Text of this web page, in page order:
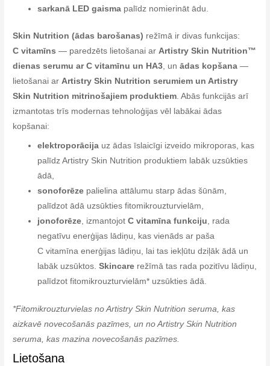
sarkanā LED gaisma palīdz nomierināt ādu.
Skin Nutrition (ādas barošanas) režīmā ir divas funkcijas:
C vitamīns — paredzēts lietošanai arArtistry Skin Nutrition™
dienas serumu ar C vitamīnu un HA3, un ādas kopšana —
lietošanai arArtistry Skin Nutrition serumiem un Artistry
Skin Nutrition mitrinošajiem produktiem. Abās funkcijās arī
izmantotas trīs modernas tehnoloģijas vēl labākai ādas
kopšanai:
elektroporācija uz ādas īslaicīgi izveido mikroporas, kas
palīdz Artistry Skin Nutrition produktiem labāk uzsūkties
ādā,
sonoforēze palielina attālumu starp ādas šūnām,
palīdzot ādā uzsūkties fitomikrouzturvielām,
jonoforēze, izmantojotC vitamīna funkciju, rada
negatīvu enerģijas lādiņu, kas vienāds ar paša
C vitamīna enerģijas lādiņu, lai tas iekļūtu dziļāk ādā un
labāk uzsūktos.Skincare režīmā tas rada pozitīvu lādiņu,
palīdzot fitomikrouzturvielām* uzsūkties ādā.
*Fitomikrouzturvielas no Artistry Skin Nutrition seruma, kas
aizkavē novecošanās pazīmes, un no Artistry Skin Nutrition
seruma, kas mazina novecošanās pazīmes.
Lietošana